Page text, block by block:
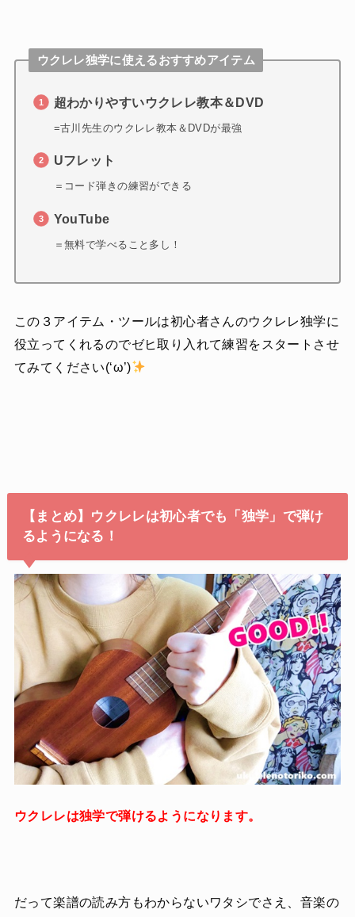
ウクレレ独学に使えるおすすめアイテム
超わかりやすいウクレレ教本＆DVD
=古川先生のウクレレ教本＆DVDが最強
Uフレット
＝コード弾きの練習ができる
YouTube
＝無料で学べること多し！
この３アイテム・ツールは初心者さんのウクレレ独学に
役立ってくれるのでゼヒ取り入れて練習をスタートさせ
てみてください(‘ω’)
【まとめ】ウクレレは初心者でも「独学」で弾け
るようになる！
ウクレレは独学で弾けるようになります。
だって楽譜の読み方もわからないワタシでさえ、音楽の